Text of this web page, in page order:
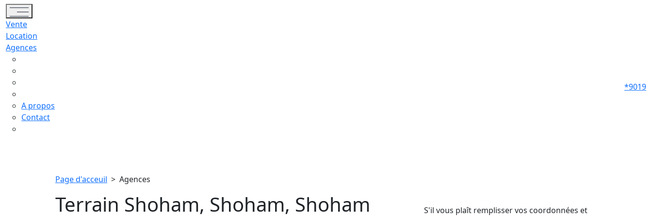
Toggle navigation
Vente
Location
Agences
A propos
Contact
*9019
Page d'acceuil > Agences
Terrain Shoham, Shoham, Shoham
S'il vous plaît remplisser vos coordonnées et